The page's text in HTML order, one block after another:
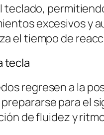
excesivos y
el tiempo de
tecla
regresen a la
para el
de fluidez y